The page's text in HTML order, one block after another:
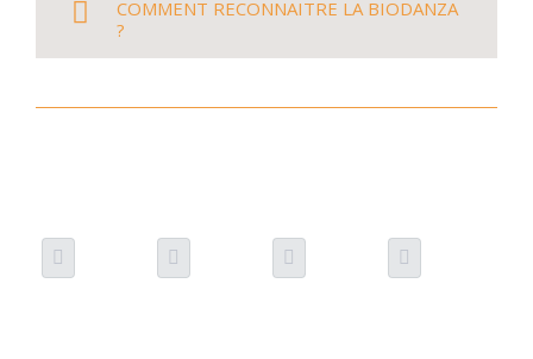
COMMENT RECONNAITRE LA BIODANZA
?